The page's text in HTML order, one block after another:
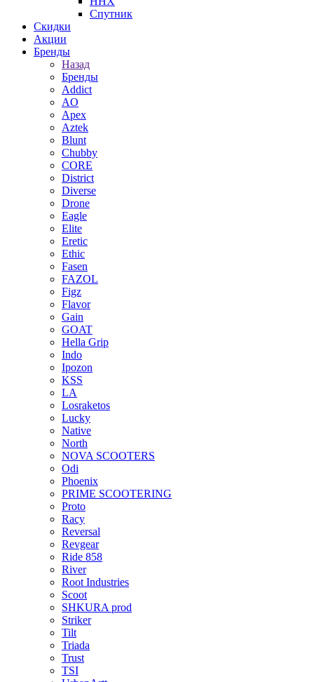
Спутник
Скидки
Акции
Бренды
Назад
Бренды
Addict
AO
Apex
Aztek
Blunt
Chubby
CORE
District
Diverse
Drone
Eagle
Elite
Eretic
Ethic
Fasen
FAZOL
Figz
Flavor
Gain
GOAT
Hella Grip
Indo
Ipozon
KSS
LA
Losraketos
Lucky
Native
North
NOVA SCOOTERS
Odi
Phoenix
PRIME SCOOTERING
Proto
Racy
Reversal
Revgear
Ride 858
River
Root Industries
Scoot
SHKURA рrоd
Striker
Tilt
Triada
Trust
TSI